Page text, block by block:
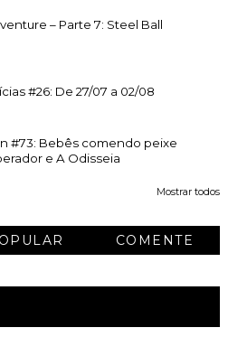
– Parte 7: Steel Ball
#26: De 27/07 a 02/08
#73: Bebês comendo peixe
e A Odisseia
Mostrar todos
COMENTE